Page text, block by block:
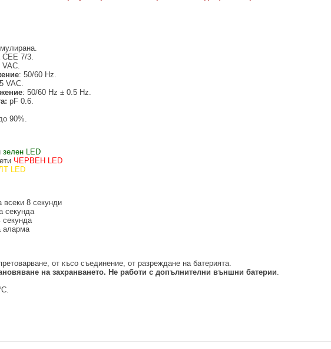
CEE 7/3.
VAC.
: 50/60 Hz.
VAC.
: 50/60 Hz ± 0.5 Hz.
pF 0.6.
90%.
зелен LED
ЧЕРВЕН LED
LED
всеки 8 секунди
секунда
секунда
аларма
от късо съединение, от разреждане на батерията.
на захранването. Не работи с допълнителни външни батерии.